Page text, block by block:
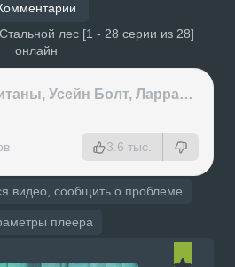
лес [1 - 28 серии из 28]
онлайн
СКУЛБОЙ | Шоу Титаны, Усейн Болт, Ларрат, Зашквар!
3.6 тыс.
видео, сообщить о проблеме
плеера